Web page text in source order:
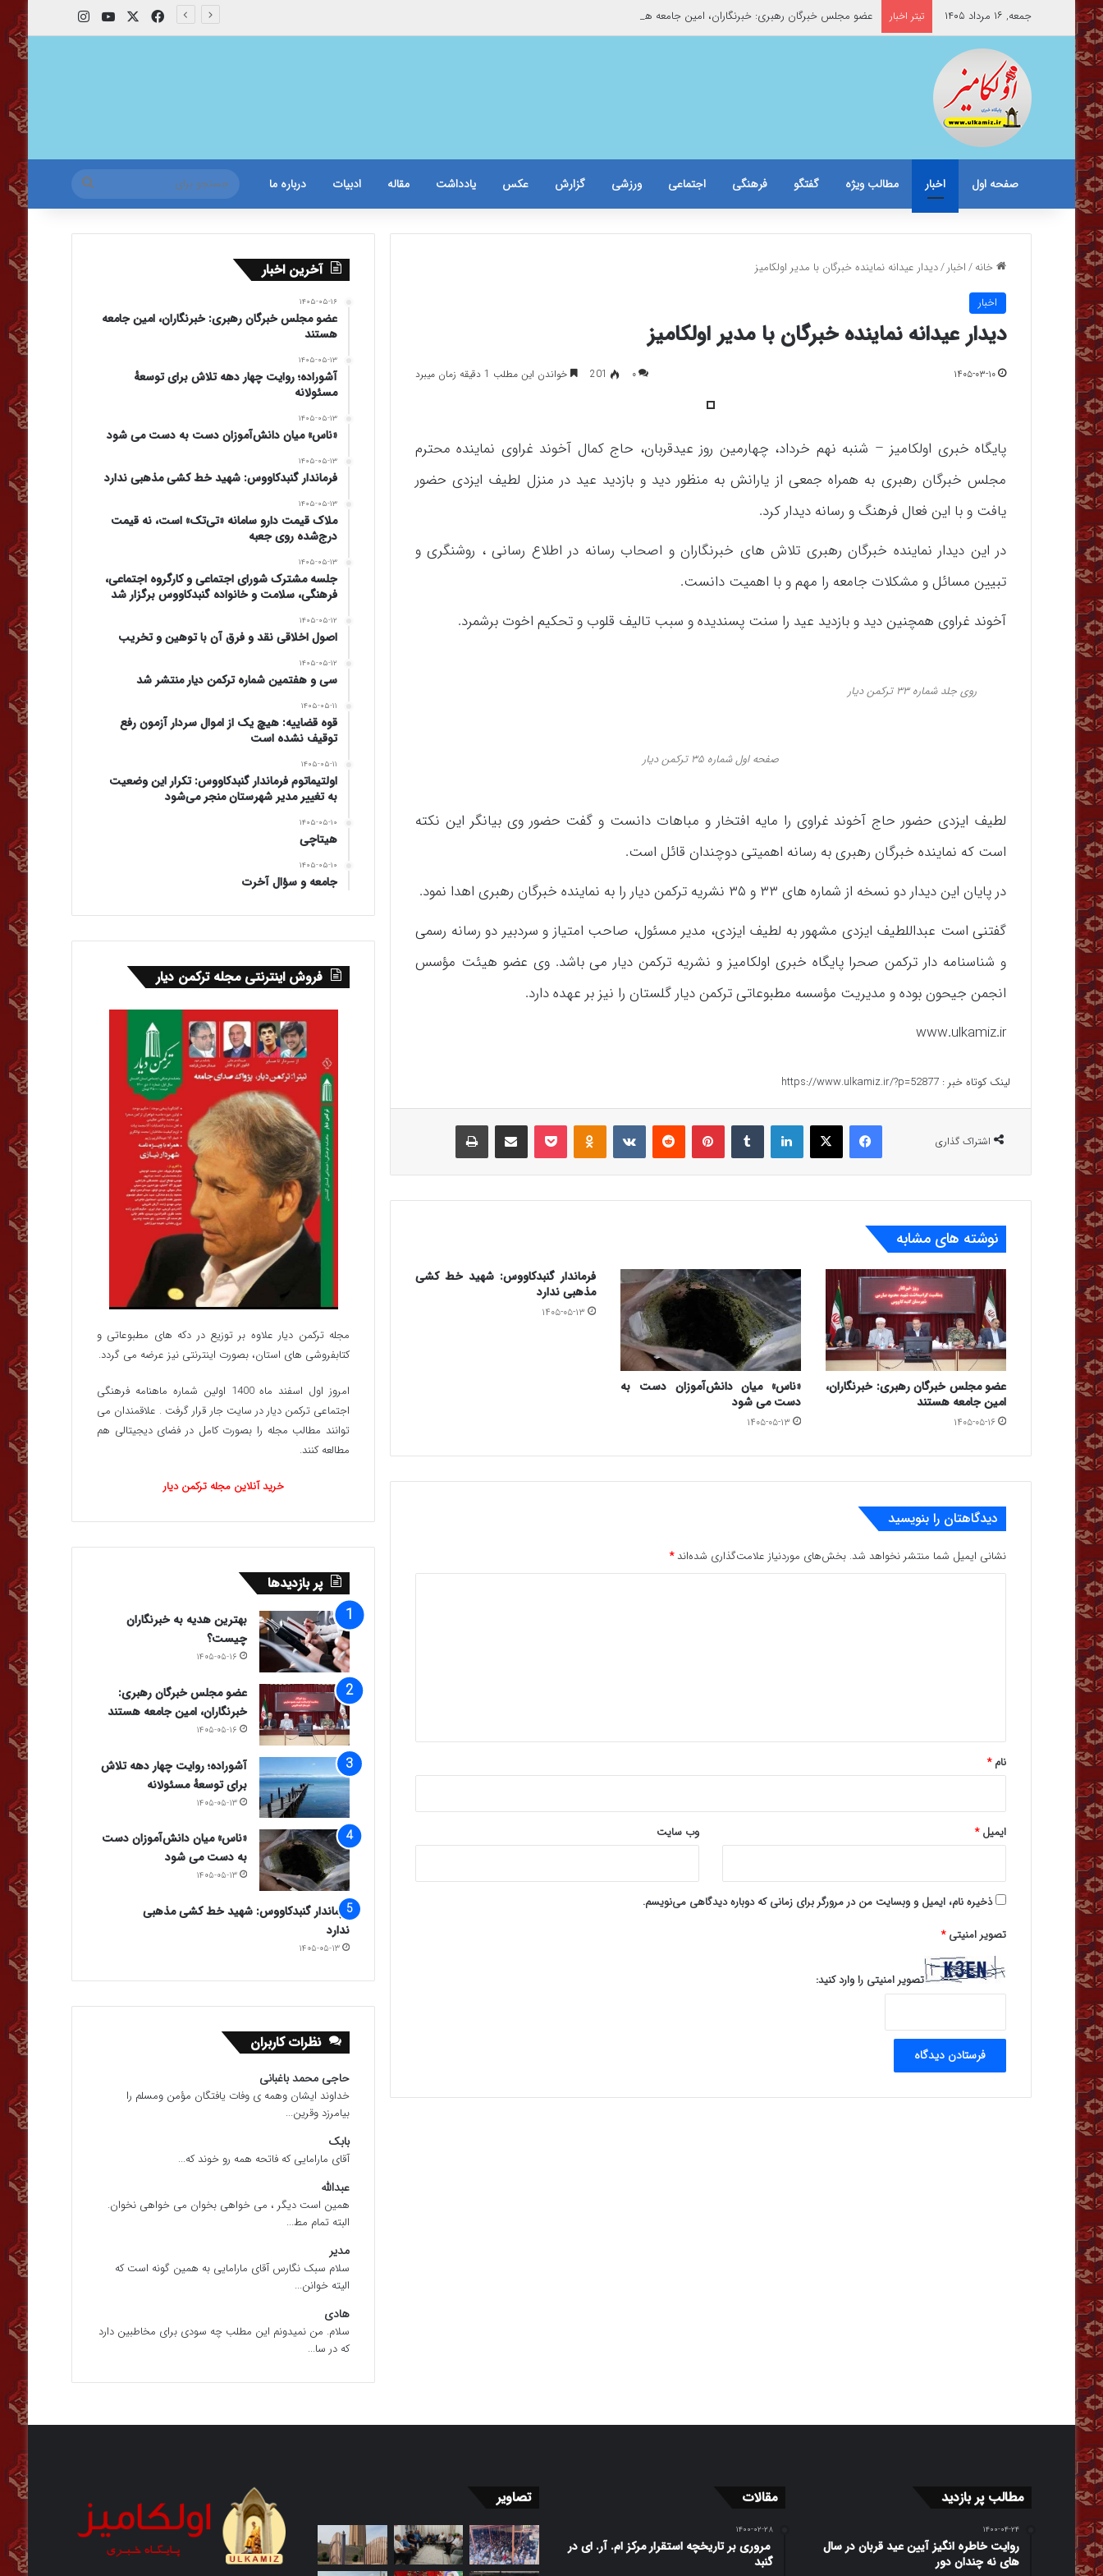
جمعه, ۱۶ مرداد ۱۴۰۵ تیتر اخبار عضو مجلس خبرگان رهبری: خبرنگاران، امین جامعه هستند فیس بوکیوتیوباینستاگرام
صفحه اول اخبار مطالب ویژه گفتگو فرهنگی اجتماعی ورزشی گزارش عکس یادداشت مقاله ادبیات درباره ما
جستجو
برای
خانه/اخبار/دیدار عیدانه نماینده خبرگان با مدیر اولکامیز
اخبار
دیدار عیدانه نماینده خبرگان با مدیر اولکامیز
۱۴۰۵-۰۳-۱۰ ۰ 201 خواندن این مطلب 1 دقیقه زمان میبرد
پایگاه خبری اولکامیز – شنبه نهم خرداد، چهارمین روز عیدقربان، حاج کمال آخوند غراوی نماینده محترم
مجلس خبرگان رهبری به همراه جمعی از یارانش به منظور دید و بازدید عید در منزل لطیف ایزدی حضور
یافت و با این فعال فرهنگ و رسانه دیدار کرد.
در این دیدار نماینده خبرگان رهبری تلاش های خبرنگاران و اصحاب رسانه در اطلاع رسانی ، روشنگری و
تبیین مسائل و مشکلات جامعه را مهم و با اهمیت دانست.
آخوند غراوی همچنین دید و بازدید عید را سنت پسندیده و سبب تالیف قلوب و تحکیم اخوت برشمرد.
روی جلد شماره ۳۳ ترکمن دیار
صفحه اول شماره ۳۵ ترکمن دیار
لطیف ایزدی حضور حاج آخوند غراوی را مایه افتخار و مباهات دانست و گفت حضور وی بیانگر این نکته
است که نماینده خبرگان رهبری به رسانه اهمیتی دوچندان قائل است.
در پایان این دیدار دو نسخه از شماره های ۳۳ و ۳۵ نشریه ترکمن دیار را به نماینده خبرگان رهبری اهدا نمود.
گفتنی است عبداللطیف ایزدی مشهور به لطیف ایزدی، مدیر مسئول، صاحب امتیاز و سردبیر دو رسانه رسمی
و شناسنامه دار ترکمن صحرا پایگاه خبری اولکامیز و نشریه ترکمن دیار می باشد. وی عضو هیئت مؤسس
انجمن جیحون بوده و مدیریت مؤسسه مطبوعاتی ترکمن دیار گلستان را نیز بر عهده دارد.
www.ulkamiz.ir
لینک کوتاه خبر : https://www.ulkamiz.ir/?p=52877
اشتراک گذاری
فیس بوک X لینکدین ‫پین‌ترست ‫رددیت پاکت اشتراک گذاری از طریق ایمیل
نوشته های مشابه
عضو مجلس خبرگان رهبری: خبرنگاران،
امین جامعه هستند
۱۴۰۵-۰۵-۱۶
«ناس» میان دانش‌آموزان دست به
دست می شود
۱۴۰۵-۰۵-۱۳
فرماندار گنبدکاووس: شهید خط کشی
مذهبی ندارد
۱۴۰۵-۰۵-۱۳
دیدگاهتان را بنویسید
نشانی ایمیل شما منتشر نخواهد شد. بخش‌های موردنیاز علامت‌گذاری شده‌اند*
نام*
ایمیل* وب‌ سایت
ذخیره نام، ایمیل و وبسایت من در مرورگر برای زمانی که دوباره دیدگاهی می‌نویسم.
تصویر امنیتی*
تصویر امنیتی را وارد کنید:
آخرین اخبار
۱۴۰۵-۰۵-۱۶
عضو مجلس خبرگان رهبری: خبرنگاران، امین جامعه
هستند
۱۴۰۵-۰۵-۱۳
آشوراده؛ روایت چهار دهه تلاش برای توسعهٔ
مسئولانه
۱۴۰۵-۰۵-۱۳
«ناس» میان دانش‌آموزان دست به دست می شود
۱۴۰۵-۰۵-۱۳
فرماندار گنبدکاووس: شهید خط کشی مذهبی ندارد
۱۴۰۵-۰۵-۱۳
ملاک قیمت دارو سامانه «تی‌تک» است، نه قیمت
درج‌شده روی جعبه
۱۴۰۵-۰۵-۱۳
جلسه مشترک شورای اجتماعی و کارگروه اجتماعی،
فرهنگی، سلامت و خانواده گنبدکاووس برگزار شد
۱۴۰۵-۰۵-۱۲
اصول اخلاقی نقد و فرق آن با توهین و تخریب
۱۴۰۵-۰۵-۱۲
سی و هفتمین شماره ترکمن دیار منتشر شد
۱۴۰۵-۰۵-۱۱
قوه قضاییه: هیچ یک از اموال سردار آزمون رفع
توقیف نشده است
۱۴۰۵-۰۵-۱۱
اولتیماتوم فرماندار گنبدکاووس: تکرار این وضعیت
به تغییر مدیر شهرستان منجر می‌شود
۱۴۰۵-۰۵-۱۰
هیتاچی
۱۴۰۵-۰۵-۱۰
جامعه و سؤال آخرت
فروش اینترنتی مجله ترکمن دیار
مجله ترکمن دیار علاوه بر توزیع در دکه های مطبوعاتی و
کتابفروشی های استان، بصورت اینترنتی نیز عرضه می گردد.‌
امروز اول اسفند ماه 1400 اولین شماره ماهنامه فرهنگی
اجتماعی ترکمن دیار در سایت جار قرار گرفت . علاقمندان می
توانند مطالب مجله را بصورت کامل در فضای دیجیتالی هم
مطالعه کنند.
خرید آنلاین مجله ترکمن دیار
پر بازدیدها
بهترین هدیه به خبرنگاران
چیست؟
۱۴۰۵-۰۵-۱۶
عضو مجلس خبرگان رهبری:
خبرنگاران، امین جامعه هستند
۱۴۰۵-۰۵-۱۶
آشوراده؛ روایت چهار دهه تلاش
برای توسعهٔ مسئولانه
۱۴۰۵-۰۵-۱۳
«ناس» میان دانش‌آموزان دست
به دست می شود
۱۴۰۵-۰۵-۱۳
فرماندار گنبدکاووس: شهید خط کشی مذهبی
ندارد
۱۴۰۵-۰۵-۱۳
نظرات کاربران
حاجی محمد باغبانی
خداوند ایشان وهمه ی وفات یافتگان مؤمن ومسلم را
بیامرزد وقرین...
بابک
آقای مارامایی که فاتحه همه رو خوند که...
عبدالله
همین است دیگر ، می خواهی بخوان می خواهی نخوان.
البته تمام مط...
مدیر
سلام سبک نگارس آقای مارامایی به همین گونه است که
الیته خوانن...
هادی
سلام. من نمیدونم این مطلب چه سودی برای مخاطبین دارد
که در سا...
مطالب پر بازدید
۱۴۰۰-۰۴-۲۴
روایت خاطره انگیز آیین عید قربان در سال
های نه چندان دور
مقالات
۱۴۰۰-۰۲-۲۸
مروری بر تاریخچه استقرار مرکز ام. آر. ای در
گنبد
تصاویر